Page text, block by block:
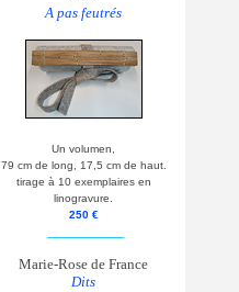
A pas feutrés
Un volumen,
79 cm de long, 17,5 cm de haut.
tirage à 10 exemplaires en
linogravure.
250 €
Marie-Rose de France
Dits